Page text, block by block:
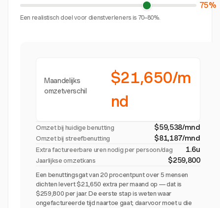
75%
Een realistisch doel voor dienstverleners is 70–80%.
Maandelijks
omzetverschil
$21,650/m
nd
Omzet bij huidige benutting $59,538/mnd
Omzet bij streefbenutting $81,187/mnd
Extra factureerbare uren nodig per persoon/dag 1.6u
Jaarlijkse omzetkans $259,800
Een benuttingsgat van 20 procentpunt over 5 mensen
dichten levert $21,650 extra per maand op — dat is
$259,800 per jaar. De eerste stap is weten waar
ongefactureerde tijd naartoe gaat; daarvoor moet u die